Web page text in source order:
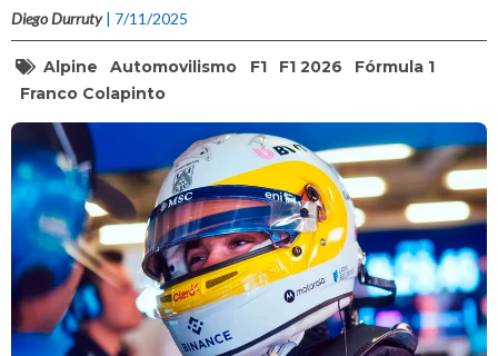
Diego Durruty | 7/11/2025
Alpine Automovilismo F1 F1 2026
Fórmula 1
Franco Colapinto